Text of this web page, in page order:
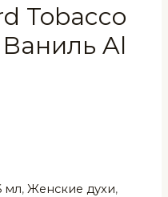
Tobacco
Al
мл,Женские духи,